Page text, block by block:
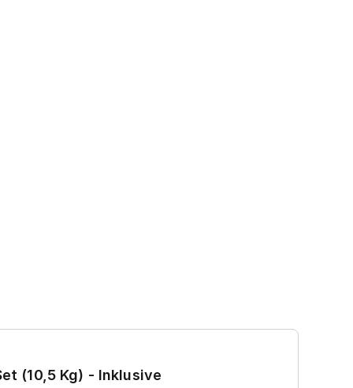
(10,5 Kg) - Inklusive